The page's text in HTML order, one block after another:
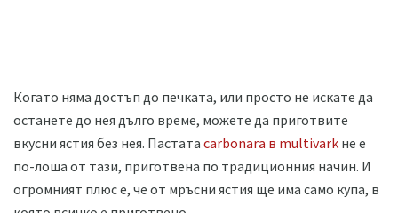
Когато няма достъп до печката, или просто не искате да
останете до нея дълго време, можете да приготвите
вкусни ястия без нея. Пастата carbonara в multivark не е
по-лоша от тази, приготвена по традиционния начин. И
огромният плюс е, че от мръсни ястия ще има само купа, в